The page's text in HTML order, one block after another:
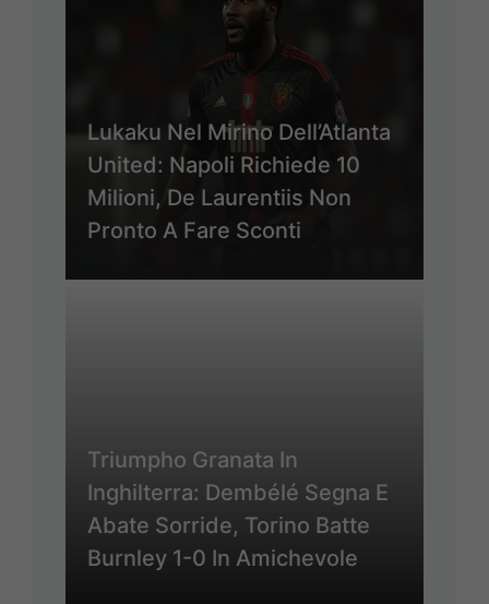
Lukaku Nel Mirino Dell’Atlanta
United: Napoli Richiede 10
Milioni, De Laurentiis Non
Pronto A Fare Sconti
Triumpho Granata In
Inghilterra: Dembélé Segna E
Abate Sorride, Torino Batte
Burnley 1-0 In Amichevole